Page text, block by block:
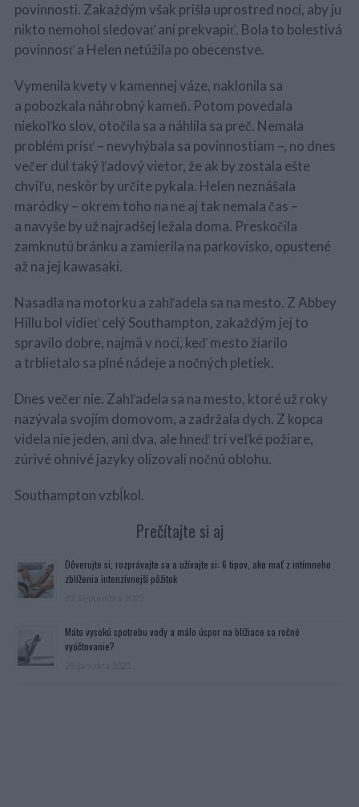
povinnosti. Zakaždým však prišla uprostred noci, aby ju
nikto nemohol sledovať ani prekvapiť. Bola to bolestivá
povinnosť a Helen netúžila po obecenstve.
Vymenila kvety v kamennej váze, naklonila sa
a pobozkala náhrobný kameň. Potom povedala
niekoľko slov, otočila sa a náhlila sa preč. Nemala
problém prísť – nevyhýbala sa povinnostiam –, no dnes
večer dul taký ľadový vietor, že ak by zostala ešte
chvíľu, neskôr by určite pykala. Helen neznášala
maródky – okrem toho na ne aj tak nemala čas –
a navyše by už najradšej ležala doma. Preskočila
zamknutú bránku a zamierila na parkovisko, opustené
až na jej kawasaki.
Nasadla na motorku a zahľadela sa na mesto. Z Abbey
Hillu bol vidieť celý Southampton, zakaždým jej to
spravilo dobre, najmä v noci, keď mesto žiarilo
a trblietalo sa plné nádeje a nočných pletiek.
Dnes večer nie. Zahľadela sa na mesto, ktoré už roky
nazývala svojím domovom, a zadržala dych. Z kopca
videla nie jeden, ani dva, ale hneď tri veľké požiare,
zúrivé ohnivé jazyky olizovali nočnú oblohu.
Southampton vzbĺkol.
Prečítajte si aj
Dôverujte si, rozprávajte sa a užívajte si: 6 tipov, ako mať z intímneho
zblíženia intenzívnejší pôžitok
Máte vysokú spotrebu vody a málo úspor na blížiace sa ročné
vyúčtovanie?